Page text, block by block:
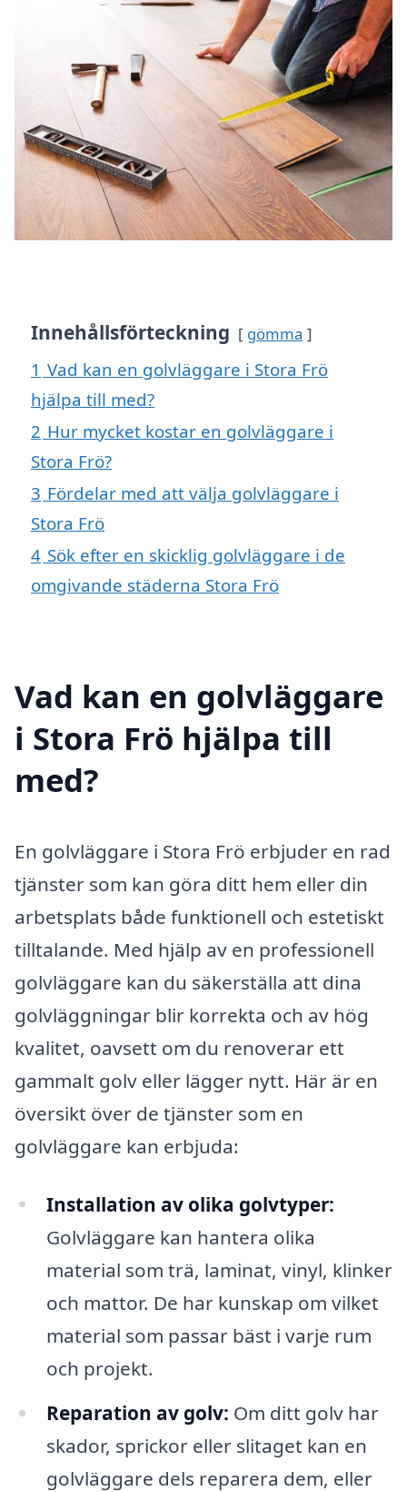
Innehållsförteckning gömma
1 Vad kan en golvläggare i Stora Frö
hjälpa till med?
2 Hur mycket kostar en golvläggare i
Stora Frö?
3 Fördelar med att välja golvläggare i
Stora Frö
4 Sök efter en skicklig golvläggare i de
omgivande städerna Stora Frö
Vad kan en golvläggare
i Stora Frö hjälpa till
med?
En golvläggare i Stora Frö erbjuder en rad
tjänster som kan göra ditt hem eller din
arbetsplats både funktionell och estetiskt
tilltalande. Med hjälp av en professionell
golvläggare kan du säkerställa att dina
golvläggningar blir korrekta och av hög
kvalitet, oavsett om du renoverar ett
gammalt golv eller lägger nytt. Här är en
översikt över de tjänster som en
golvläggare kan erbjuda:
Installation av olika golvtyper:
Golvläggare kan hantera olika
material som trä, laminat, vinyl, klinker
och mattor. De har kunskap om vilket
material som passar bäst i varje rum
och projekt.
Reparation av golv: Om ditt golv har
skador, sprickor eller slitaget kan en
golvläggare dels reparera dem, eller